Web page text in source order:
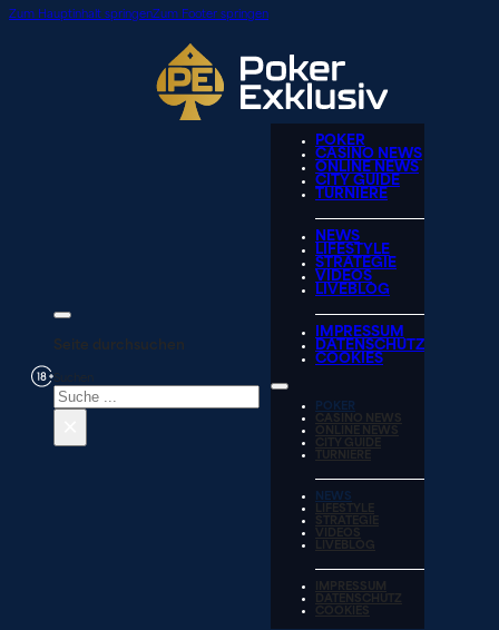
Zum Hauptinhalt springenZum Footer springen
Seite durchsuchen
POKER
CASINO NEWS
ONLINE NEWS
CITY GUIDE
TURNIERE
NEWS
LIFESTYLE
STRATEGIE
VIDEOS
LIVEBLOG
IMPRESSUM
DATENSCHUTZ
COOKIES
POKER
CASINO NEWS
ONLINE NEWS
CITY GUIDE
TURNIERE
NEWS
LIFESTYLE
STRATEGIE
VIDEOS
LIVEBLOG
IMPRESSUM
DATENSCHUTZ
COOKIES